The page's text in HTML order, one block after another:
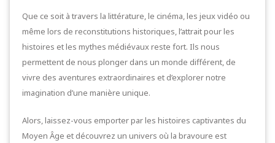
Que ce soit à travers la littérature, le cinéma, les jeux vidéo ou
même lors de reconstitutions historiques, l’attrait pour les
histoires et les mythes médiévaux reste fort. Ils nous
permettent de nous plonger dans un monde différent, de
vivre des aventures extraordinaires et d’explorer notre
imagination d’une manière unique.
Alors, laissez-vous emporter par les histoires captivantes du
Moyen Âge et découvrez un univers où la bravoure est